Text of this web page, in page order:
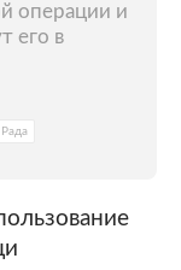
операции и
его в
Рада